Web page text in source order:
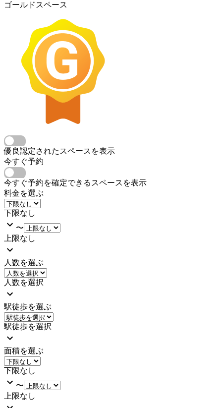
ゴールドスペース
優良認定されたスペースを表示
今すぐ予約
今すぐ予約を確定できるスペースを表示
料金を選ぶ
下限なし
〜
上限なし
人数を選ぶ
人数を選択
駅徒歩を選ぶ
駅徒歩を選択
面積を選ぶ
下限なし
〜
上限なし